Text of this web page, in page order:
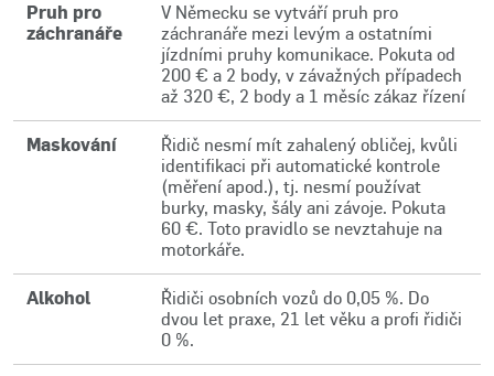
Pruh pro
záchranáře
V Německu se vytváří pruh pro
záchranáře mezi levým a ostatními
jízdními pruhy komunikace. Pokuta od
200 € a 2 body, v závažných případech
až 320 €, 2 body a 1 měsíc zákaz řízení
Maskování
Řidič nesmí mít zahalený obličej, kvůli
identifikaci při automatické kontrole
(měření apod.), tj. nesmí používat
burky, masky, šály ani závoje. Pokuta
60 €. Toto pravidlo se nevztahuje na
motorkáře.
Alkohol
Řidiči osobních vozů do 0,05 %. Do
dvou let praxe, 21 let věku a profi řidiči
0 %.